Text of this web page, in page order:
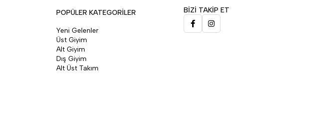
POPÜLER KATEGORİLER
Yeni Gelenler
Üst Giyim
Alt Giyim
Dış Giyim
Alt Üst Takım
BİZİ TAKİP ET